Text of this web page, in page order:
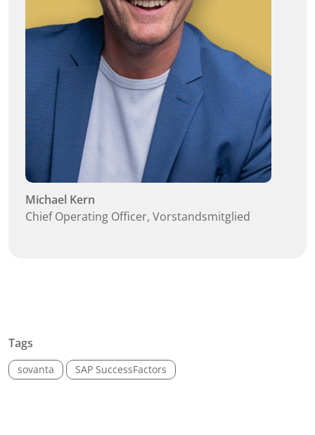
Michael Kern
Chief Operating Officer, Vorstandsmitglied
Tags
sovanta SAP SuccessFactors